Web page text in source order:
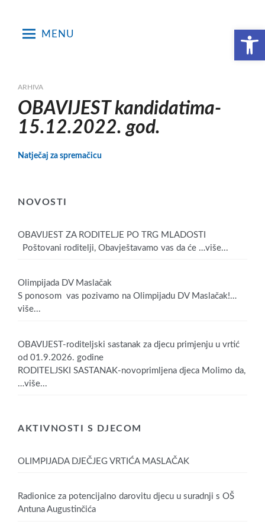
Open toolbar
MENU
ARHIVA
OBAVIJEST kandidatima-
15.12.2022. god.
Natječaj za spremačicu
NOVOSTI
OBAVIJEST ZA RODITELJE PO TRG MLADOSTI
Poštovani roditelji, Obavještavamo vas da će …više...
Olimpijada DV Maslačak
S ponosom vas pozivamo na Olimpijadu DV Maslačak!…
više...
OBAVIJEST-roditeljski sastanak za djecu primjenju u vrtić
od 01.9.2026. godine
RODITELJSKI SASTANAK-novoprimljena djeca Molimo da,
…više...
AKTIVNOSTI S DJECOM
OLIMPIJADA DJEČJEG VRTIĆA MASLAČAK
Radionice za potencijalno darovitu djecu u suradnji s OŠ
Antuna Augustinčića